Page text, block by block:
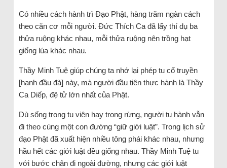
Có nhiều cách hành trì Đạo Phật, hàng trăm ngàn cách
theo căn cơ mỗi người. Đức Thích Ca đã lấy thí dụ ba
thửa ruộng khác nhau, mỗi thửa ruộng nên trồng hạt
giống lúa khác nhau.
Thầy Minh Tuệ giúp chúng ta nhớ lại phép tu cổ truyền
[hạnh đầu đà] này, mà người đầu tiên thực hành là Thầy
Ca Diếp, đệ tử lớn nhất của Phật.
Dù sống trong tu viện hay trong rừng, người tu hành vẫn
đi theo cùng một con đường “giữ giới luật”. Trong lịch sử
đạo Phật đã xuất hiện nhiều tông phái khác nhau, nhưng
hầu hết các giới luật đều giống nhau. Thầy Minh Tuệ tu
với bước chân đi ngoài đường, nhưng các giới luật